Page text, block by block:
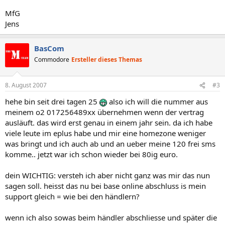
MfG
Jens
BasCom
Commodore Ersteller dieses Themas
8. August 2007 #3
hehe bin seit drei tagen 25
also ich will die nummer aus
meinem o2 017256489xx übernehmen wenn der vertrag
ausläuft. das wird erst genau in einem jahr sein. da ich habe
viele leute im eplus habe und mir eine homezone weniger
was bringt und ich auch ab und an ueber meine 120 frei sms
komme.. jetzt war ich schon wieder bei 80ig euro.
dein WICHTIG: versteh ich aber nicht ganz was mir das nun
sagen soll. heisst das nu bei base online abschluss is mein
support gleich = wie bei den händlern?
wenn ich also sowas beim händler abschliesse und später die